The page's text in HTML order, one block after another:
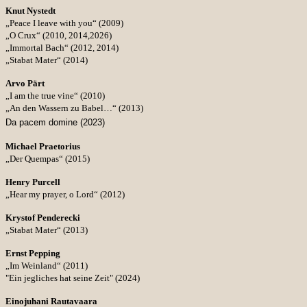
Knut Nystedt
„Peace I leave with you“ (2009)
„O Crux“ (2010, 2014,2026)
„Immortal Bach“ (2012, 2014)
„Stabat Mater“ (2014)
Arvo Pärt
„I am the true vine“ (2010)
„An den Wassern zu Babel…“ (2013)
Da pacem domine (2023)
Michael Praetorius
„Der Quempas“ (2015)
Henry Purcell
„Hear my prayer, o Lord“ (2012)
Krystof Penderecki
„Stabat Mater“ (2013)
Ernst Pepping
„Im Weinland“ (2011)
"Ein jegliches hat seine Zeit" (2024)
Einojuhani Rautavaara